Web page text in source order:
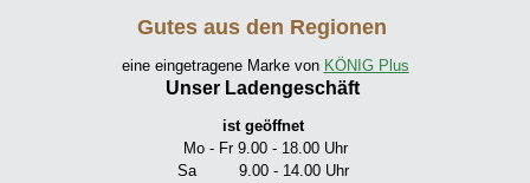
Gutes aus den Regionen
eine eingetragene Marke von KÖNIG Plus
Unser Ladengeschäft
ist geöffnet
Mo - Fr 9.00 - 18.00 Uhr
Sa 9.00 - 14.00 Uhr